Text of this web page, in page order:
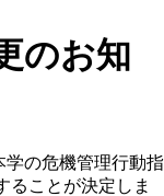
のお知
の危機管理行動指
ることが決定しま